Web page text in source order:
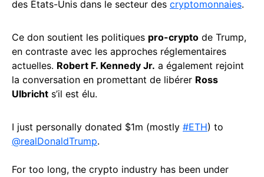
des États-Unis dans le secteur des cryptomonnaies.
Ce don soutient les politiques pro-crypto de Trump,
en contraste avec les approches réglementaires
actuelles. Robert F. Kennedy Jr. a également rejoint
la conversation en promettant de libérer Ross
Ulbricht s’il est élu.
I just personally donated $1m (mostly #ETH) to
@realDonaldTrump.
For too long, the crypto industry has been under